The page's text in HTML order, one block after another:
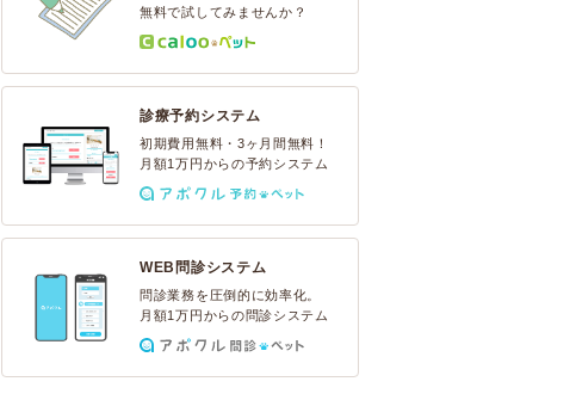
無料で試してみませんか？
診療予約システム
初期費用無料・3ヶ月間無料！
月額1万円からの予約システム
WEB問診システム
問診業務を圧倒的に効率化。
月額1万円からの問診システム